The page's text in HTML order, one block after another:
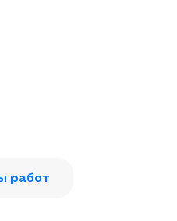
работ